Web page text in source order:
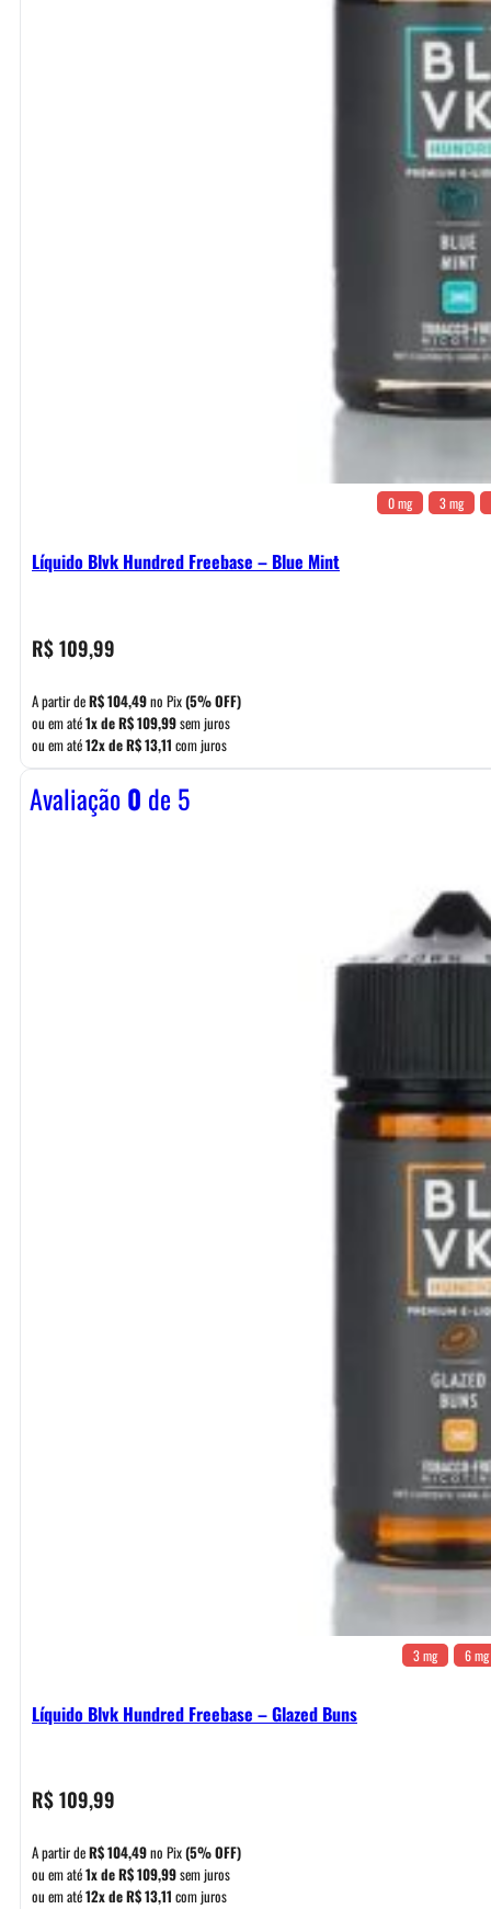
0 mg 3 mg
Líquido Blvk Hundred Freebase – Blue Mint
R$109,99
A partir deR$104,49no Pix(5% OFF)
ou em até1x deR$109,99sem juros
ou em até12x deR$13,11 com juros
Avaliação0 de 5
3 mg 6 mg
Líquido Blvk Hundred Freebase – Glazed Buns
R$109,99
A partir deR$104,49no Pix(5% OFF)
ou em até1x deR$109,99sem juros
ou em até12x deR$13,11 com juros